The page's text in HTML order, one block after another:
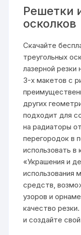
Решетки
осколков
Скачайте
треугольных
лазерной
3-х макетов с
других
подходит для
на радиаторы
перегородок в
использовать в
«Украшения и
использования
средств,
узоров и
качество
и создайте